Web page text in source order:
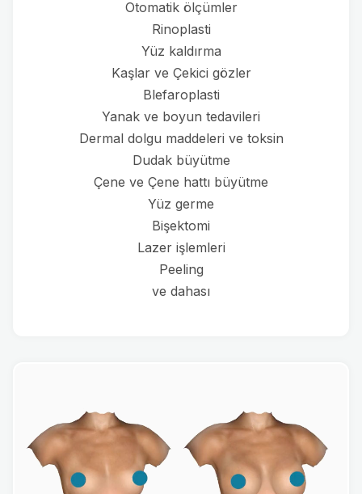
Otomatik ölçümler
Rinoplasti
Yüz kaldırma
Kaşlar ve Çekici gözler
Blefaroplasti
Yanak ve boyun tedavileri
Dermal dolgu maddeleri ve toksin
Dudak büyütme
Çene ve Çene hattı büyütme
Yüz germe
Bişektomi
Lazer işlemleri
Peeling
ve dahası